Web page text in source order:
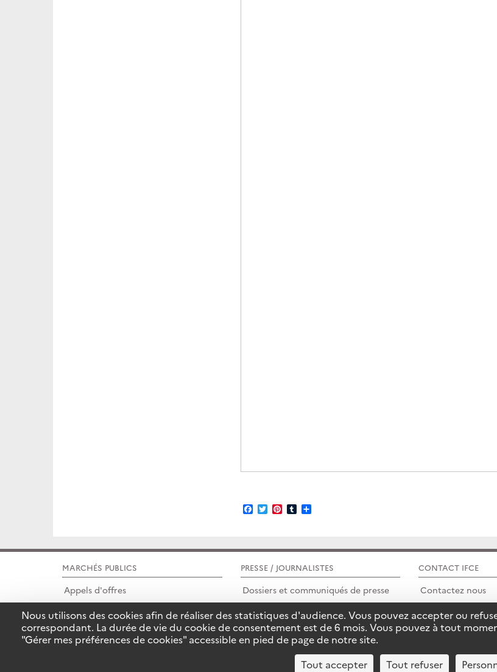
Facebook
TwitterPinterest
TumblrPartager
MARCHÉS PUBLICS
Appels d'offres
Avis d'attributions
PRESSE / JOURNALISTES
Dossiers et communiqués de presse
Media Room
CONTACT IFCE
Contactez nous
Assistance
CONDITIONS GÉNÉRALES
PLAN DU SITE
Nous utilisons des cookies afin de réaliser des statistiques d'audience. Vous pouvez accepter ou
correspondant. La durée de vie du cookie de consentement est de 6 mois. Vous pouvez à tout
"Gérer mes préférences de cookies" accessible en pied de page de notre site.
Tout accepter
Tout refuser